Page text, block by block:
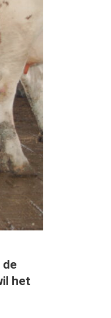
het